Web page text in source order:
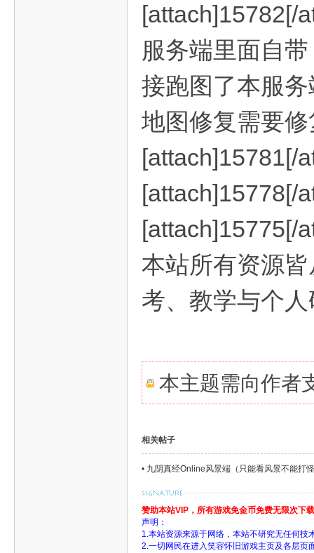
[attach]15782[/
服务端里面自
接跑图了本服
地图修复需要
[attach]15781[/
[attach]15778[/
[attach]15775[/
本站所有资源
考、教学与个
本主题需向作者
相关帖子
• 九阴真经Online风景端（只能看风景不能打
赞助本站VIP，所有游戏免金币免费无限次下
声明：
1.本站资源来源于网络，本站不研究无任何
2.一切网民在进入笑容怀旧游戏主页及各层页